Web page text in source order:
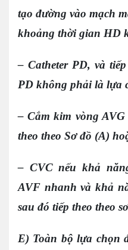
tạo đường vào mạch
khoảng thời gian HD
– Catheter PD, và
PD không phải là lựa
– Cắm kim vòng
theo theo Sơ đồ (A)
– CVC nếu khả
AVF nhanh và khả
sau đó tiếp theo theo
E) Toàn bộ lựa chọn